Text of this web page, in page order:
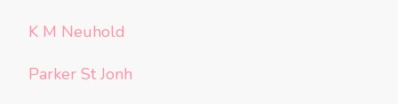
K M Neuhold
Parker St Jonh